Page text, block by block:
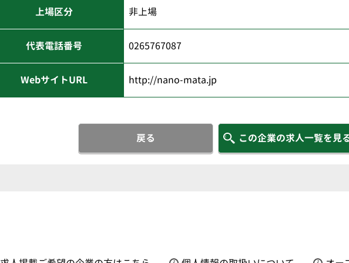
上場区分 非上場
代表電話番号 0265767087
WebサイトURL http://nano-mata.jp
戻る この企業の求人一覧を見